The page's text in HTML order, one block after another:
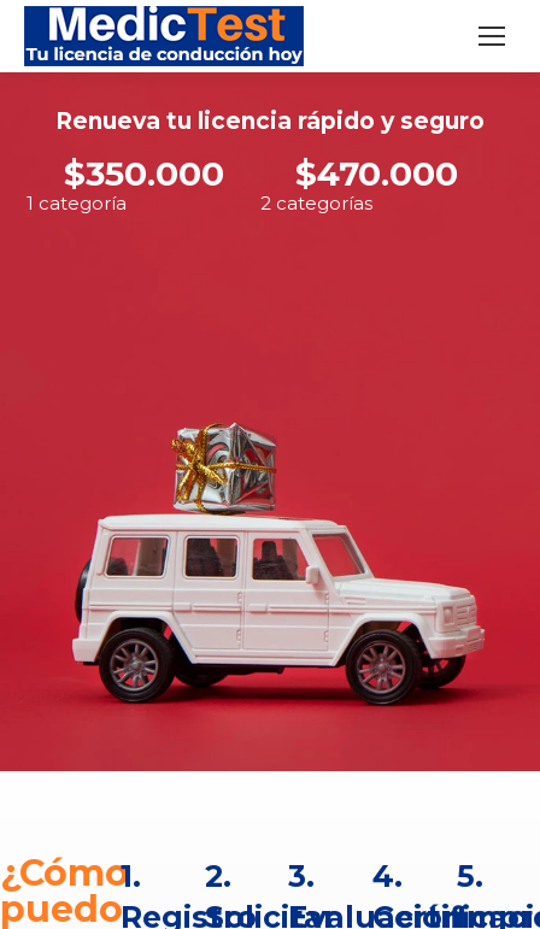
Renueva tu licencia rápido y seguro
$350.000
1 categoría
$470.000
2 categorías
¿Cómo
puedo
1.
Registro
2.
Solicitar
3.
Evaluación
4.
5.